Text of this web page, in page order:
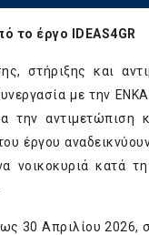
το έργο IDEAS4GR
στήριξης και
με την
την
έργου
νοικοκυριά κατά
30 Απριλίου